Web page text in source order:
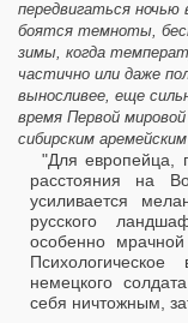
передвигаться
боятся темноты,
зимы, когда
частично или даже
выносливее, еще
время Первой
сибирским
"Для европейца,
расстояния на
усиливается
русского
особенно
немецкого
себя ничтожным,